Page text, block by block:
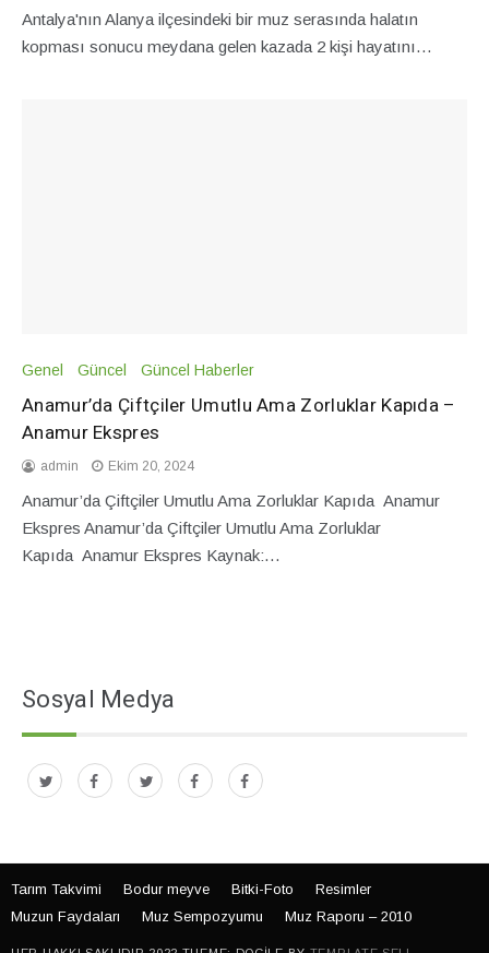
Antalya'nın Alanya ilçesindeki bir muz serasında halatın
kopması sonucu meydana gelen kazada 2 kişi hayatını…
Genel Güncel Güncel Haberler
Anamur’da Çiftçiler Umutlu Ama Zorluklar Kapıda –
Anamur Ekspres
admin Ekim 20, 2024
Anamur’da Çiftçiler Umutlu Ama Zorluklar Kapıda Anamur
Ekspres Anamur’da Çiftçiler Umutlu Ama Zorluklar
Kapıda Anamur Ekspres Kaynak:…
Sosyal Medya
Tarım Takvimi Bodur meyve Bitki-Foto
Resimler
Muzun Faydaları
Muz Sempozyumu Muz Raporu – 2010